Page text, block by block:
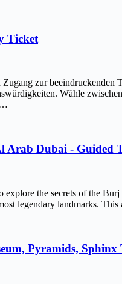
Ticket
zur
Wähle
Arab Dubai - Guided
the secrets of the
legendary landmarks.
Pyramids,